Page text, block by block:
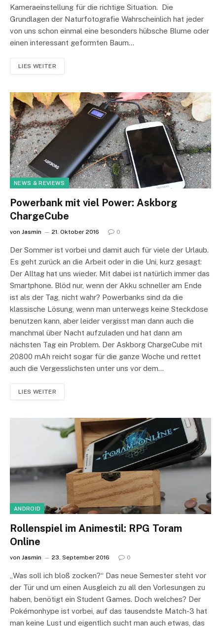
Kameraeinstellung für die richtige Situation. Die
Grundlagen der Naturfotografie Wahrscheinlich hat jeder
von uns schon einmal eine besonders hübsche Blume oder
einen interessant geformten Baum…
LIES WEITER
NEWS & REVIEWS
Powerbank mit viel Power: Askborg
ChargeCube
von Jasmin 21. Oktober 2016 0
Der Sommer ist vorbei und damit auch für viele der Urlaub.
Es geht zurück an die Arbeit oder in die Uni, kurz gesagt:
Der Alltag hat uns wieder. Mit dabei ist natürlich immer das
Smartphone. Blöd nur, wenn der Akku schneller am Ende
ist als der Tag, nicht wahr? Powerbanks sind da die
klassische Lösung, wenn man unterwegs keine Steckdose
benutzen kann, aber leider vergisst man dann auch die
manchmal über Nacht aufzuladen und hat dann am
nächsten Tag ein Problem. Der Askborg ChargeCube mit
20800 mAh reicht sogar für die ganze Woche und rettet
auch die Vergesslichsten unter uns vor dem…
LIES WEITER
ANDROID
Rollenspiel im Animestil: RPG Toram
Online
von Jasmin 23. September 2016 0
„Was soll ich bloß zocken?“ Das neue Semester steht vor
der Tür und um einen Ausgleich zu all den Vorlesungen zu
haben, benötigt ein Student Games. Doch welches? Der
Pokémonhype ist vorbei, auf das tausendste Match-3 hat
man keine Lust und eigentlich sucht man auch etwas, das